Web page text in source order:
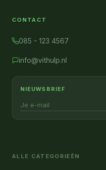
CONTACT
085 - 123 4567
info@vithulp.nl
NIEUWSBRIEF
ALLE CATEGORIEËN